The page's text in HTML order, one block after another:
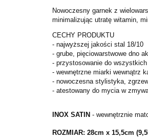
Nowoczesny garnek z
minimalizując utratę witamin,
CECHY PRODUKTU
- najwyższej jakości stal 18/10
- grube, pięciowarstwowe dno
- przystosowanie do
- wewnętrzne miarki wewnątrz
- nowoczesna stylistyka,
- atestowany do mycia w
INOX SATIN - wewnętrznie
ROZMIAR: 28cm x 15,5cm